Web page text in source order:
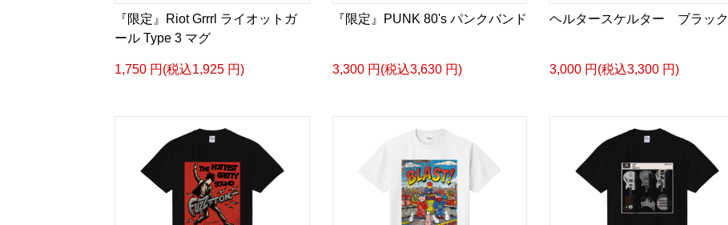
『限定』Riot Grrrl ライオットガ
ール Type 3 マグ
1,750 円(税込1,925 円)
『限定』PUNK 80's パンクバンド
3,300 円(税込3,630 円)
ヘルタースケルター ブラック
3,000 円(税込3,300 円)